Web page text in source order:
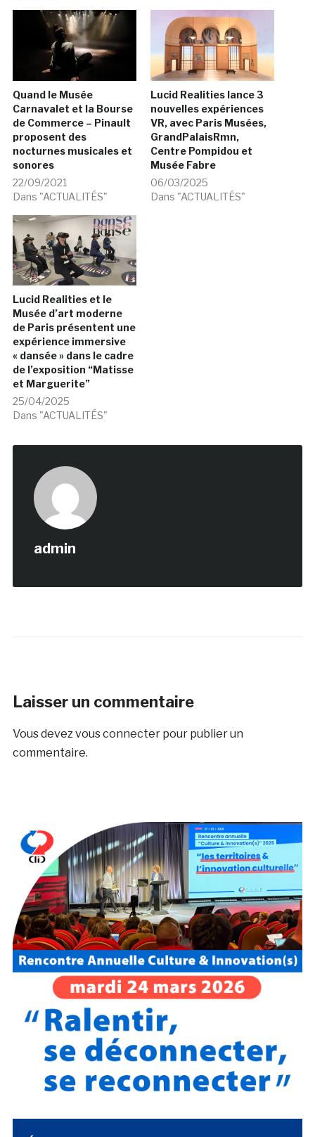
Quand le Musée
Carnavalet et la Bourse
de Commerce – Pinault
proposent des
nocturnes musicales et
sonores
22/09/2021
Dans "ACTUALITÉS"
Lucid Realities lance 3
nouvelles expériences
VR, avec Paris Musées,
GrandPalaisRmn,
Centre Pompidou et
Musée Fabre
06/03/2025
Dans "ACTUALITÉS"
Lucid Realities et le
Musée d’art moderne
de Paris présentent une
expérience immersive
« dansée » dans le cadre
de l’exposition “Matisse
et Marguerite”
25/04/2025
Dans "ACTUALITÉS"
admin
Laisser un commentaire
Vous devezvous connecterpour publier un
commentaire.